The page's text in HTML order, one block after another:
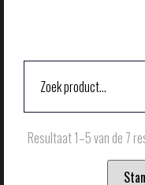
Resultaat 1–5 van de 7